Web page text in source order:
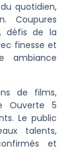
quotidien,
Coupures
défis de la
finesse et
ambiance
de films,
Ouverte 5
Le public
talents,
et